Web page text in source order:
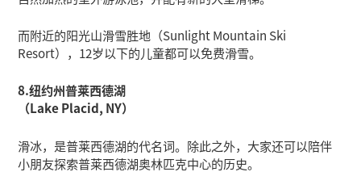
而附近的阳光山滑雪胜地（Sunlight Mountain Ski
Resort），12岁以下的儿童都可以免费滑雪。
8.纽约州普莱西德湖
（Lake Placid, NY）
滑冰，是普莱西德湖的代名词。除此之外，大家还可以陪伴
小朋友探索普莱西德湖奥林匹克中心的历史。